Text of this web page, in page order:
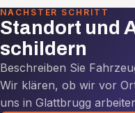
NÄCHSTER SCHRITT
Standort und
schildern
Beschreiben Sie
Wir klären, ob wir vor
uns in Glattbrugg